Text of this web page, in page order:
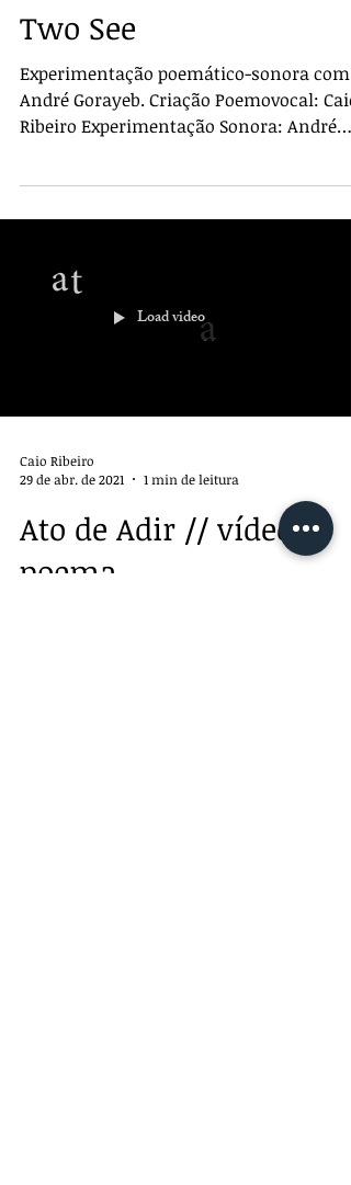
Two See
Experimentação poemático-sonora com
André Gorayeb. Criação Poemovocal: Caio
Ribeiro Experimentação Sonora: André
Load video
Caio Ribeiro
29 de abr. de 2021
1 min de leitura
Ato de Adir // vídeo-
poema